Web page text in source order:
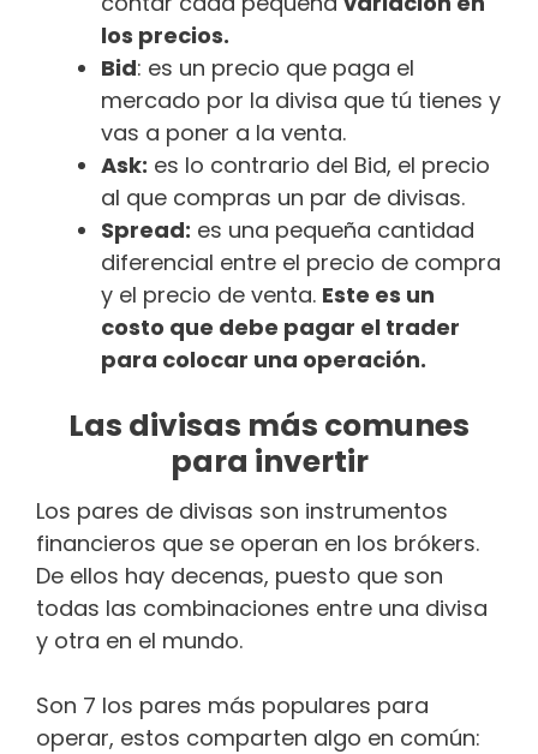
los precios.
Bid: es un precio que paga el
mercado por la divisa que tú tienes y
vas a poner a la venta.
Ask: es lo contrario del Bid, el precio
al que compras un par de divisas.
Spread: es una pequeña cantidad
diferencial entre el precio de compra
y el precio de venta. Este es un
costo que debe pagar el trader
para colocar una operación.
Las divisas más comunes
para invertir
Los pares de divisas son instrumentos
financieros que se operan en los brókers.
De ellos hay decenas, puesto que son
todas las combinaciones entre una divisa
y otra en el mundo.
Son 7 los pares más populares para
operar, estos comparten algo en común: